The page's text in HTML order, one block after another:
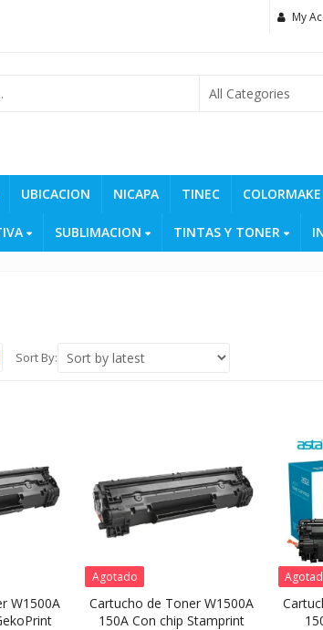
My
UBICACION NICAPA TINEC COLORMAKE
SUBLIMACION TINTAS Y TONER
Sort By:
W1500A
Agotado
Cartucho de Toner W1500A
150A Con chip Stamprint